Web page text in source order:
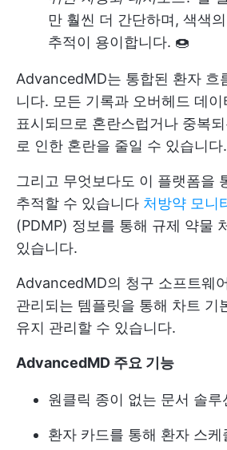
만 훨씬 더 간단하며, 색색
추적이 용이합니다. 🍩
AdvancedMD는 통합된 환자 흐
니다. 모든 기록과 오버헤드 데
표시되므로 혼란스럽거나 중복
로 인한 혼란을 줄일 수 있습니다.
그리고 무엇보다도 이 플랫폼을
추적할 수 있습니다 처방약 모니
(PDMP) 정보를 통해 규제 약물
있습니다.
AdvancedMD의 청구 소프트웨
관리되는 템플릿을 통해 차트 기
유지 관리할 수 있습니다.
AdvancedMD 주요 기능
원클릭 종이 없는 문서 솔루
환자 카드를 통해 환자 스